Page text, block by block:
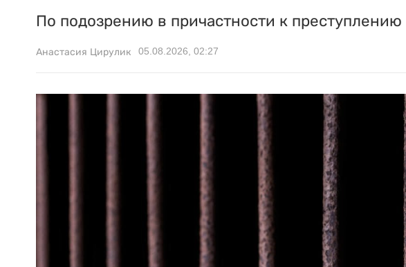
По подозрению в причастности к
Анастасия Цирулик 05.08.2026, 02:27